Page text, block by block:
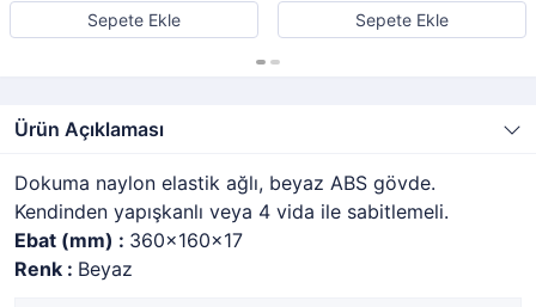
Sepete Ekle Sepete Ekle
Ürün Açıklaması
Dokuma naylon elastik ağlı, beyaz ABS gövde.
Kendinden yapışkanlı veya 4 vida ile sabitlemeli.
Ebat (mm) : 360x160x17
Renk : Beyaz